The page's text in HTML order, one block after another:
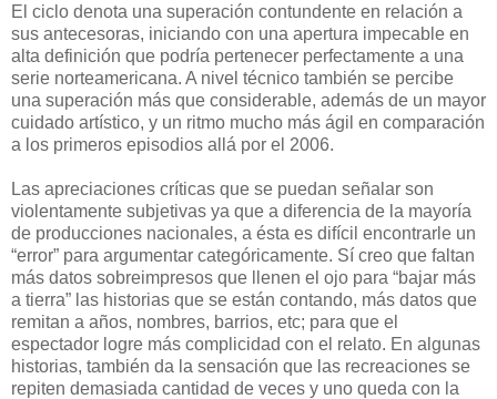
El ciclo denota una superación contundente en relación a
sus antecesoras, iniciando con una apertura impecable en
alta definición que podría pertenecer perfectamente a una
serie norteamericana. A nivel técnico también se percibe
una superación más que considerable, además de un mayor
cuidado artístico, y un ritmo mucho más ágil en comparación
a los primeros episodios allá por el 2006.
Las apreciaciones críticas que se puedan señalar son
violentamente subjetivas ya que a diferencia de la mayoría
de producciones nacionales, a ésta es difícil encontrarle un
“error” para argumentar categóricamente. Sí creo que faltan
más datos sobreimpresos que llenen el ojo para “bajar más
a tierra” las historias que se están contando, más datos que
remitan a años, nombres, barrios, etc; para que el
espectador logre más complicidad con el relato. En algunas
historias, también da la sensación que las recreaciones se
repiten demasiada cantidad de veces y uno queda con la